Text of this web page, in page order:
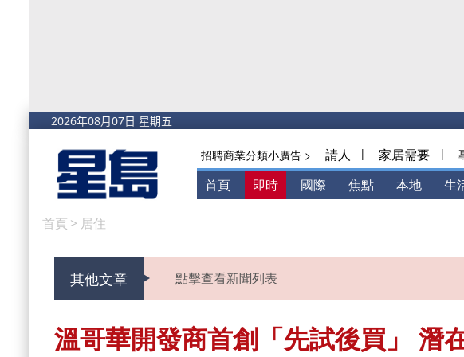
招聘商業分類小廣告 > 請人 | 家居需要 |
首頁 即時 國際 焦點 本地 生
首頁 > 居住
其他文章 點擊查看新聞列表
溫哥華開發商首創「先試後買」 潛